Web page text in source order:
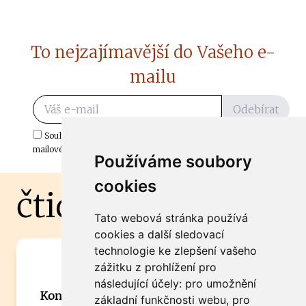
Používáme soubory
cookies
Tato webová stránka používá
cookies a další sledovací
technologie ke zlepšení vašeho
zážitku z prohlížení pro
následující účely: pro umožnění
základní funkčnosti webu, pro
To nejzajímavější do Vašeho e-
mailu
Odebírat
Souhlasím s odběrem důležitých zpráv ze ČtiDoma.cz do mé e-
mailové schránky.
čtidoma.cz
Máte zajímavou informaci? Chcete
spolupracovat?
Kontaktujte šéfredaktora Martina Chalupu: